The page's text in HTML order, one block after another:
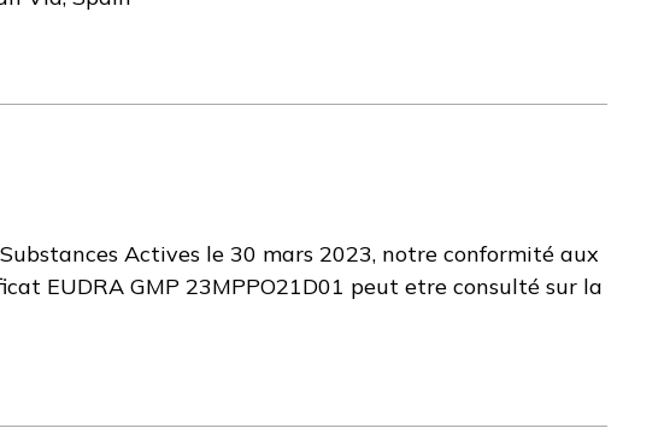
Actives le 30 mars 2023, notre conformité aux
EUDRA GMP 23MPPO21D01 peut etre consulté sur la